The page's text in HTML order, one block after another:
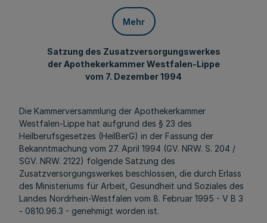
Mehr
Satzung des Zusatzversorgungswerkes
der Apothekerkammer Westfalen-Lippe
vom 7. Dezember 1994
Die Kammerversammlung der Apothekerkammer
Westfalen-Lippe hat aufgrund des § 23 des
Heilberufsgesetzes (HeilBerG) in der Fassung der
Bekanntmachung vom 27. April 1994 (GV. NRW. S. 204 /
SGV. NRW. 2122) folgende Satzung des
Zusatzversorgungswerkes beschlossen, die durch Erlass
des Ministeriums für Arbeit, Gesundheit und Soziales des
Landes Nordrhein-Westfalen vom 8. Februar 1995 - V B 3
- 0810.96.3 - genehmigt worden ist.